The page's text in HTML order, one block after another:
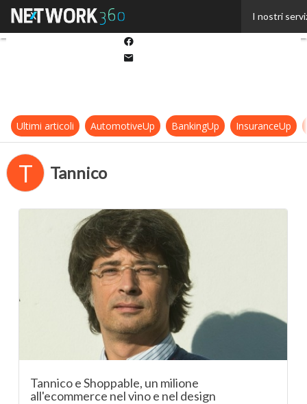
I nostri
Ultimi articoli AutomotiveUp BankingUp InsuranceUp
T Tannico
Tannico e Shoppable, un milione
all'ecommerce nel vino e nel design